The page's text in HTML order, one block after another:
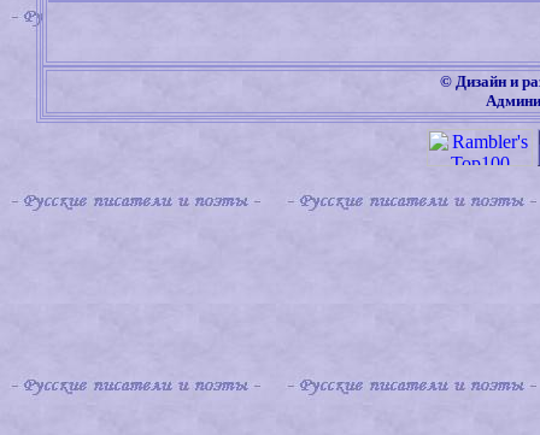
© Дизайн и